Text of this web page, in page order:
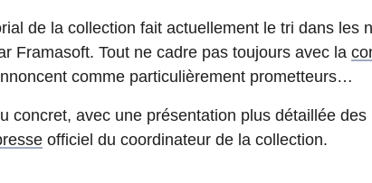
de la collection fait actuellement le tri dans les
Framasoft. Tout ne cadre pas toujours avec la
comme particulièrement prometteurs…
concret, avec une présentation plus détaillée
officiel du coordinateur de la collection.